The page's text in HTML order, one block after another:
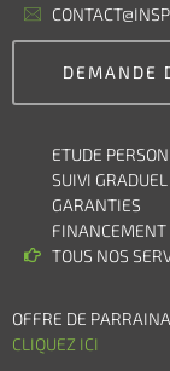
DEMANDE
ETUDE
SUIVI
GARANTIES
FINANCEMENT
TOUS NOS
OFFRE DE
CLIQUEZ ICI